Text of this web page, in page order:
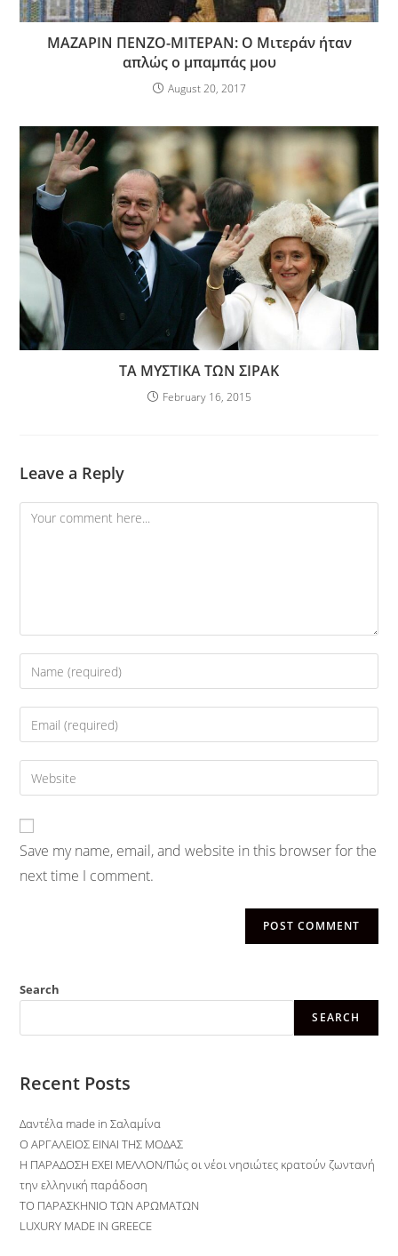
ΜΑΖΑΡΙΝ ΠΕΝΖΟ-ΜΙΤΕΡΑΝ: Ο Μιτεράν ήταν
απλώς ο μπαμπάς μου
August 20, 2017
ΤΑ ΜΥΣΤΙΚΑ ΤΩΝ ΣΙΡΑΚ
February 16, 2015
Leave a Reply
Save my name, email, and website in this browser for the
next time I comment.
Search
SEARCH
Recent Posts
Δαντέλα made in Σαλαμίνα
O ΑΡΓΑΛΕΙΟΣ ΕΙΝΑΙ ΤΗΣ ΜΟΔΑΣ
Η ΠΑΡΑΔΟΣΗ ΕΧΕΙ ΜΕΛΛΟΝ/Πώς οι νέοι νησιώτες κρατούν ζωντανή
την ελληνική παράδοση
ΤΟ ΠΑΡΑΣΚΗΝΙΟ ΤΩΝ ΑΡΩΜΑΤΩΝ
LUXURY MADE IN GREECE